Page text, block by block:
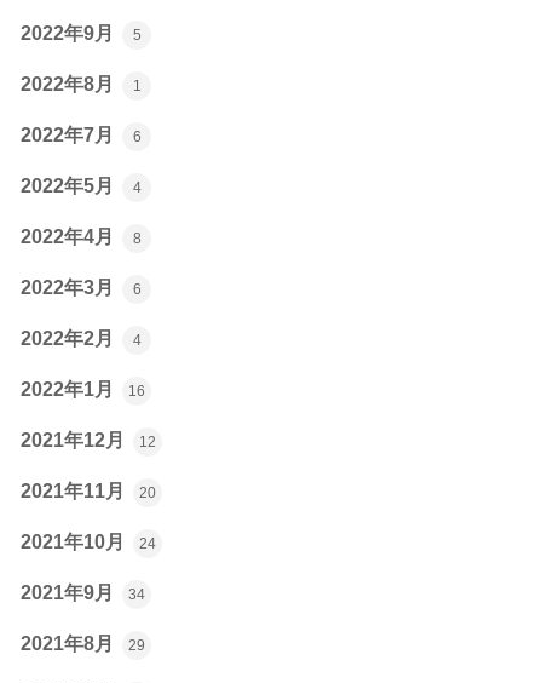
2022年9月 5
2022年8月 1
2022年7月 6
2022年5月 4
2022年4月 8
2022年3月 6
2022年2月 4
2022年1月 16
2021年12月 12
2021年11月 20
2021年10月 24
2021年9月 34
2021年8月 29